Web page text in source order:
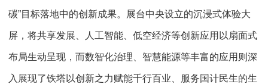
碳”目标落地中的创新成果。展台中央设立的沉浸式体验大
屏，将共享发展、人工智能、低空经济等创新应用以扇面式
布局生动呈现，而数智化治理、智慧能源等丰富的应用则深
入展现了铁塔以创新之力赋能千行百业、服务国计民生的生